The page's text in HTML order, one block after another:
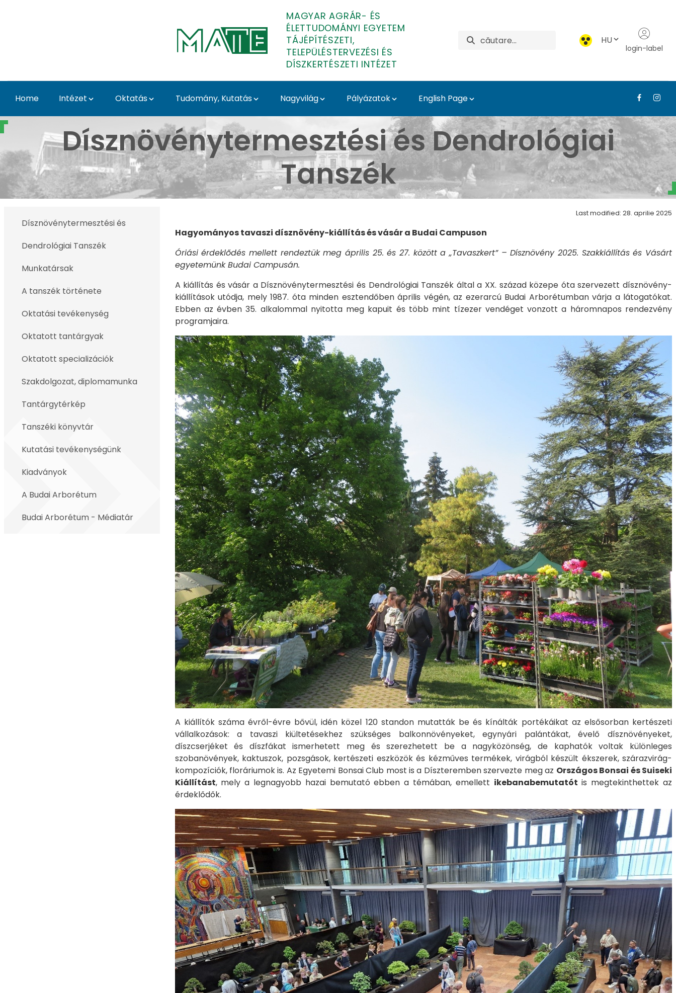
MAGYAR AGRÁR- ÉS
ÉLETTUDOMÁNYI EGYETEM
TÁJÉPÍTÉSZETI,
TELEPÜLÉSTERVEZÉSI ÉS
DÍSZKERTÉSZETI INTÉZET
HU
login-label
Home Intézet Oktatás Tudomány, Kutatás Nagyvilág Pályázatok English Page
Tavaszi Dísznövény Kiállítás 2025 - Tavaszi dísznövény-kiállítás
Dísznövénytermesztési és Dendrológiai
Tanszék
Dísznövénytermesztési és
Dendrológiai Tanszék
Munkatársak
A tanszék története
Oktatási tevékenység
Oktatott tantárgyak
Oktatott specializációk
Szakdolgozat, diplomamunka
Tantárgytérkép
Tanszéki könyvtár
Kutatási tevékenységünk
Kiadványok
A Budai Arborétum
Budai Arborétum - Médiatár
Last modified: 28. aprilie 2025
Hagyományos tavaszi dísznövény-kiállítás és vásár a Budai Campuson
Óriási érdeklődés mellett rendeztük meg április 25. és 27. között a „Tavaszkert” – Dísznövény 2025. Szakkiállítás és Vásárt
egyetemünk Budai Campusán.
A kiállítás és vásár a Dísznövénytermesztési és Dendrológiai Tanszék által a XX. század közepe óta szervezett dísznövény-
kiállítások utódja, mely 1987. óta minden esztendőben április végén, az ezerarcú Budai Arborétumban várja a látogatókat.
Ebben az évben 35. alkalommal nyitotta meg kapuit és több mint tízezer vendéget vonzott a háromnapos rendezvény
programjaira.
​​​​​A kiállítók száma évről-évre bővül, idén közel 120 standon mutatták be és kínálták portékáikat az elsősorban kertészeti
vállalkozások: a tavaszi kiültetésekhez szükséges balkonnövényeket, egynyári palántákat, évelő dísznövényeket,
díszcserjéket és díszfákat ismerhetett meg és szerezhetett be a nagyközönség, de kaphatók voltak különleges
szobanövények, kaktuszok, pozsgások, kertészeti eszközök és kézműves termékek, virágból készült ékszerek, szárazvirág-
kompozíciók, floráriumok is. Az Egyetemi Bonsai Club most is a Díszteremben szervezte meg az Országos Bonsai és Suiseki
Kiállítást, mely a legnagyobb hazai bemutató ebben a témában, emellett ikebanabemutatót is megtekinthettek az
érdeklődők.